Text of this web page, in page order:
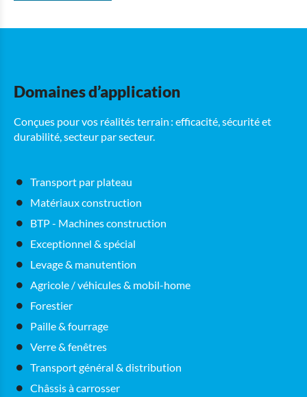
Domaines d’application
Conçues pour vos réalités terrain : efficacité, sécurité et
durabilité, secteur par secteur.
Transport par plateau
Matériaux construction
BTP - Machines construction
Exceptionnel & spécial
Levage & manutention
Agricole / véhicules & mobil-home
Forestier
Paille & fourrage
Verre & fenêtres
Transport général & distribution
Châssis à carrosser